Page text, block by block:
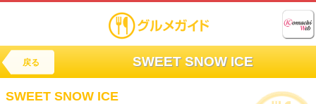
戻る SWEET SNOW ICE
SWEET SNOW ICE